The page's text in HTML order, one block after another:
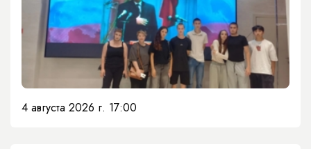
4 августа 2026 г. 17:00